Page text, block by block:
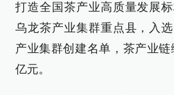
打造全国茶产业高质量发展
乌龙茶产业集群重点县，入
产业集群创建名单，茶产业链
亿元。